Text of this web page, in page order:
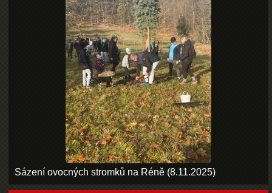
Sázení ovocných stromků na Réně (8.11.2025)